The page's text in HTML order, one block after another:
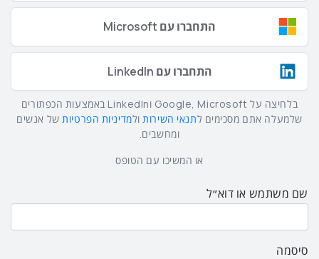
התחברו עם Microsoft
התחברו עם LinkedIn
בלחיצה על Google, Microsoft וLinkedIn באמצעות הכפתורים
שלמעלה אתם מסכימים לתנאי השירותולמדיניות הפרטיותשל אנשים
ומחשבים.
או המשיכו עם הטופס
שם משתמש או דוא״ל
סיסמה